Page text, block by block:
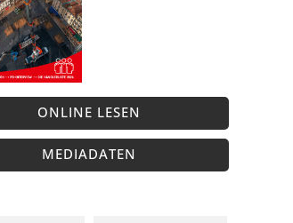
ONLINE LESEN
MEDIADATEN